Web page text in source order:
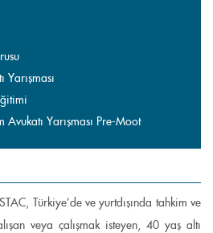
Yarışması Pre-Moot
Türkiye’de ve yurtdışında tahkim ve
veya çalışmak isteyen, 40 yaş altı